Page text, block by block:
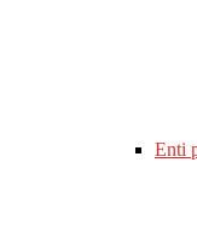
Enti